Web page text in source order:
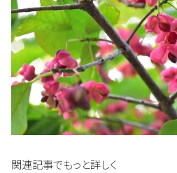
関連記事でもっと詳しく